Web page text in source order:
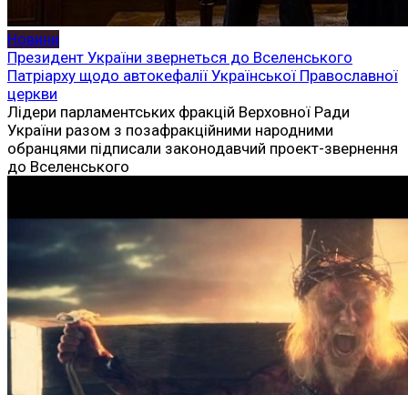
Новини
Президент України звернеться до Вселенського
Патріарху щодо автокефалії Української Православної
церкви
Лідери парламентських фракцій Верховної Ради
України разом з позафракційними народними
обранцями підписали законодавчий проект-звернення
до Вселенського